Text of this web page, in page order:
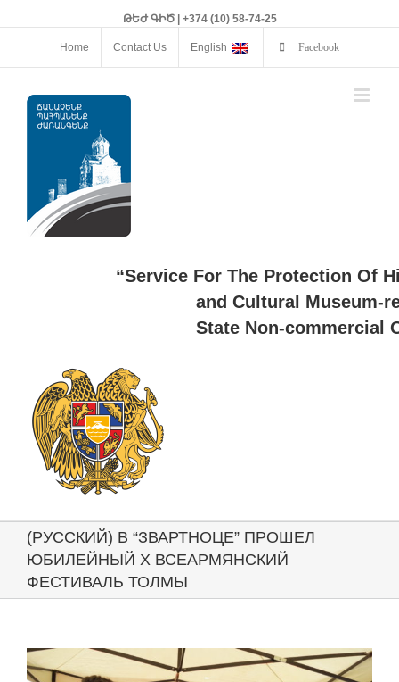
ԹԵԺ ԳԻԾ | +374 (10) 58-74-25
Home Contact Us English Facebook
“Service For The Protection Of
and Cultural Museum-
State Non-commercial
(РУССКИЙ) В “ЗВАРТНОЦЕ” ПРОШЕЛ
ЮБИЛЕЙНЫЙ Х ВСЕАРМЯНСКИЙ
ФЕСТИВАЛЬ ТОЛМЫ
View
Larger